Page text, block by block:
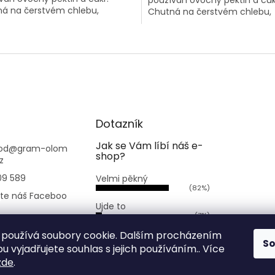
soubory cookie. Dalším procházením
vyjadřujete souhlas s jejich používáním.. Více
.
na čerstvém chlebu,
Chutná na čerstvém chlebu,
v
p
@gram-olom
589
náš Faceboo
Dotazník
Jak se Vám líbí náš e-
shop?
Velmi pěkný
(82%)
Ujde to
(7%)
Nelíbí se mi
(11%)